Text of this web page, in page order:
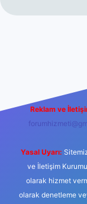
Reklam ve
Yasal Uyarı:
ve İletişim
olarak hizmet
olarak denetleme